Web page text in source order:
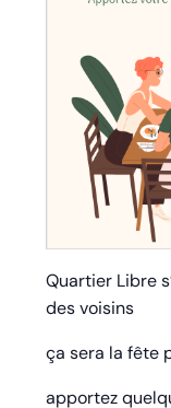
Quartier Libre
des voisins
ça sera la fête
apportez